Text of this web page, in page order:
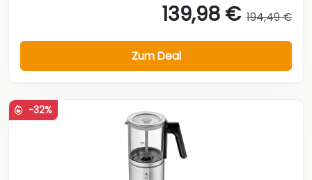
139,98 € 194,49 €
Zum Deal
-32%